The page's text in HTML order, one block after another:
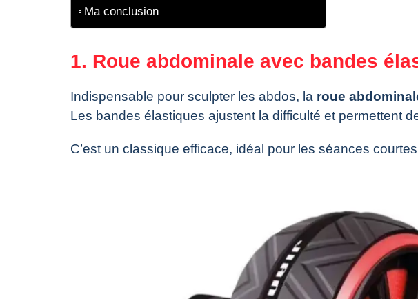
Ma conclusion
1. Roue abdominale avec bandes
Indispensable pour sculpter les abdos, la roue
Les bandes élastiques ajustent la difficulté et permettent
C’est un classique efficace, idéal pour les séances